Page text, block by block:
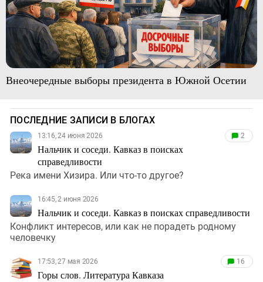
Внеочередные выборы президента в Южной Осетии
ПОСЛЕДНИЕ ЗАПИСИ В БЛОГАХ
13:16, 24 июня 2026
Нальчик и соседи. Кавказ в поисках
справедливости
2
Река имени Хизира. Или что-то другое?
16:45, 2 июня 2026
Нальчик и соседи. Кавказ в поисках справедливости
Конфликт интересов, или как не порадеть родному
человечку
17:53, 27 мая 2026
Горы слов. Литература Кавказа
16